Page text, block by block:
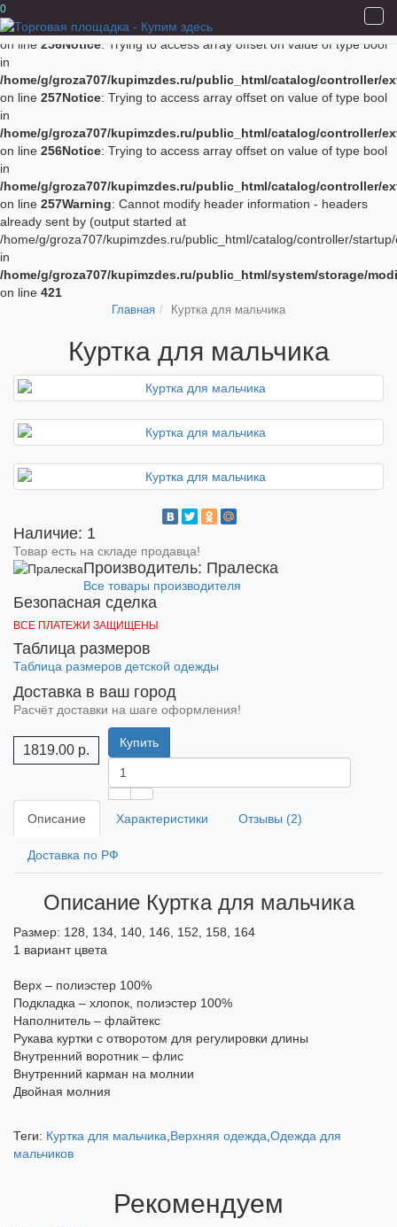
Notice
/home/g/groza707/kupimzdes.ru/public_html/catalog/controller/
on line 256Notice : Trying to access array offset on value of type bool
in
/home/g/groza707/kupimzdes.ru/public_html/catalog/controller/
on line 257Notice: Trying to access array offset on value of type bool
in
/home/g/groza707/kupimzdes.ru/public_html/catalog/controller/
on line 256Notice: Trying to access array offset on value of type bool
in
/home/g/groza707/kupimzdes.ru/public_html/catalog/controller/
on line 257Warning: Cannot modify header information - headers
already sent by (output started at
/home/g/groza707/kupimzdes.ru/public_html/catalog/controller/
in
/home/g/groza707/kupimzdes.ru/public_html/system/storage/
on line 421
0
Главная Куртка для мальчика
Куртка для мальчика
Наличие: 1
Товар есть на складе продавца!
Производитель: Пралеска
Все товары производителя
Безопасная сделка
ВСЕ ПЛАТЕЖИ ЗАЩИЩЕНЫ
Таблица размеров
Таблица размеров детской одежды
Доставка в ваш город
Расчёт доставки на шаге оформления!
1819.00 р. Купить
Описание Характеристики Отзывы (2)
Доставка по РФ
Описание Куртка для мальчика
Размер: 128, 134, 140, 146, 152, 158, 164
1 вариант цвета
Верх – полиэстер 100%
Подкладка – хлопок, полиэстер 100%
Наполнитель – флайтекс
Рукава куртки с отворотом для регулировки длины
Внутренний воротник – флис
Внутренний карман на молнии
Двойная молния
Теги: Куртка для мальчика Верхняя одежда Одежда для
мальчиков
Рекомендуем